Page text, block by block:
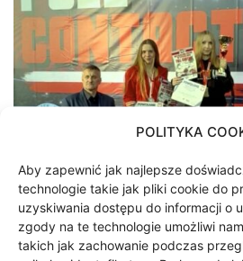
POLITYKA
Aby zapewnić jak najlepsze
technologie takie jak pliki cookie do
uzyskiwania dostępu do informacji o
zgody na te technologie umożliwi
takich jak zachowanie podczas